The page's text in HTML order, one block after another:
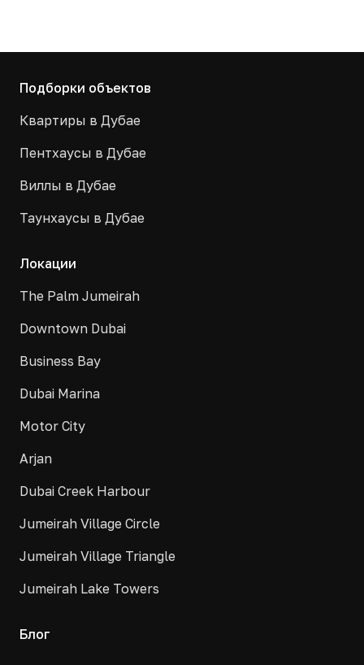
Подборки объектов
Квартиры в Дубае
Пентхаусы в Дубае
Виллы в Дубае
Таунхаусы в Дубае
Локации
The Palm Jumeirah
Downtown Dubai
Business Bay
Dubai Marina
Motor City
Arjan
Dubai Creek Harbour
Jumeirah Village Circle
Jumeirah Village Triangle
Jumeirah Lake Towers
Блог